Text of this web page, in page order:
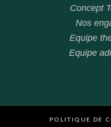
Concept
Nos
Equipe
Equipe
POLITIQUE DE